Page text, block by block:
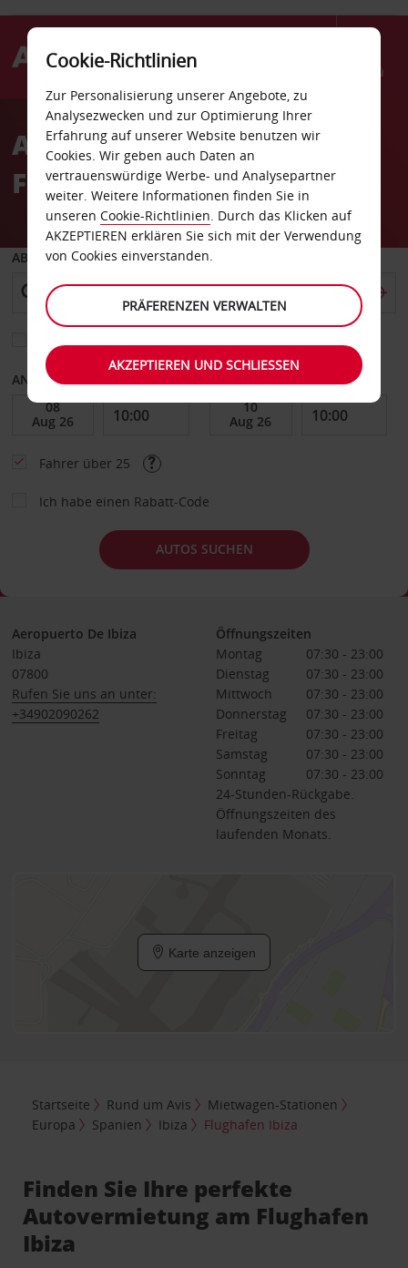
Menü
AvisAutovermietung Ibiza
Flughafen
ABHOLEN VON
ANFANGSDATUM
Fahrer über 25
Ich habe einen Rabatt-Code
AUTOS SUCHEN
Aeropuerto De Ibiza
Ibiza
07800
Rufen Sie uns an unter:
+34902090262
Öffnungszeiten
Montag
07:30 - 23:00
Dienstag
07:30 - 23:00
Mittwoch
07:30 - 23:00
Donnerstag
07:30 - 23:00
Freitag
07:30 - 23:00
Samstag
07:30 - 23:00
Sonntag
07:30 - 23:00
24-Stunden-Rückgabe.
Öffnungszeiten des
laufenden Monats.
Karte anzeigen
Startseite Rund um Avis
Mietwagen-Stationen
Europa
Spanien Ibiza Flughafen Ibiza
Finden Sie Ihre perfekte
Autovermietung am Flughafen
Ibiza
Cookie-Richtlinien
Zur Personalisierung unserer Angebote, zu
Analysezwecken und zur Optimierung Ihrer
Erfahrung auf unserer Website benutzen wir
Cookies. Wir geben auch Daten an
vertrauenswürdige Werbe- und Analysepartner
weiter. Weitere Informationen finden Sie in
unseren Cookie-Richtlinien. Durch das Klicken auf
AKZEPTIEREN erklären Sie sich mit der Verwendung
von Cookies einverstanden.
PRÄFERENZEN VERWALTEN
AKZEPTIEREN UND SCHLIESSEN